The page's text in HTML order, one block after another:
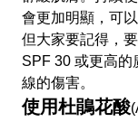
會更加明顯，可
但大家要記得，
SPF 30 或更高的
線的傷害。
使用杜鵑花酸